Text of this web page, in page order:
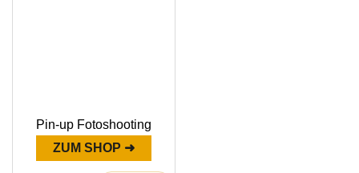
Pin-up Fotoshooting
ZUM SHOP ➜